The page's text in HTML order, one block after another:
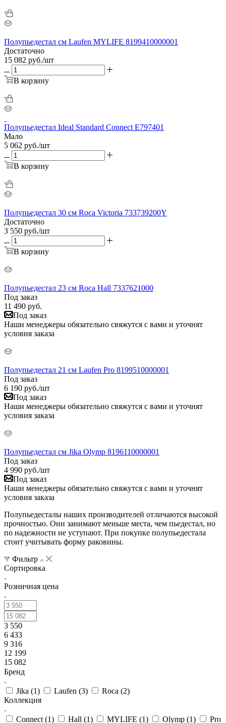
Полупьедестал см Laufen MYLIFE 8199410000001
Достаточно
15 082 руб./шт
В корзину
Полупьедестал Ideal Standard Connect E797401
Мало
5 062 руб./шт
В корзину
Полупьедестал 30 см Roca Victoria 733739200Y
Достаточно
3 550 руб./шт
В корзину
Полупьедестал 23 см Roca Hall 7337621000
Под заказ
11 490 руб.
Под заказ
Наши менеджеры обязательно свяжутся с вами и уточнят
условия заказа
Полупьедестал 21 см Laufen Pro 8199510000001
Под заказ
6 190 руб./шт
Под заказ
Наши менеджеры обязательно свяжутся с вами и уточнят
условия заказа
Полупьедестал см Jika Olymp 8196110000001
Под заказ
4 990 руб./шт
Под заказ
Наши менеджеры обязательно свяжутся с вами и уточнят
условия заказа
Полупьедесталы наших производителей отличаются высокой
прочностью. Они занимают меньше места, чем пьедестал, но
по надежности не уступают. При покупке полупьедестала
стоит учитывать форму раковины.
Фильтр
Сортировка
Розничная цена
3 550
6 433
9 316
12 199
15 082
Бренд
Jika (1) Laufen (3) Roca (2)
Коллекция
Connect (1) Hall (1) MYLIFE (1) Olymp (1)
Pro